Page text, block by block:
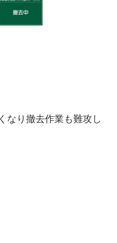
なり撤去作業も難攻し